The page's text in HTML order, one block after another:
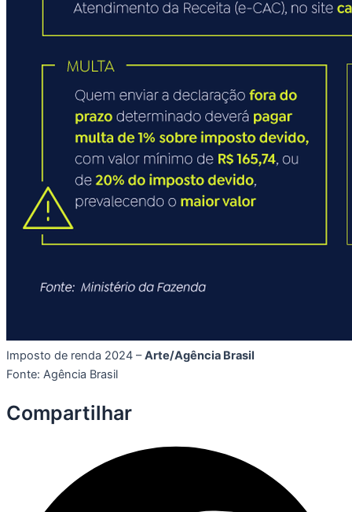
Imposto de renda 2024 –Arte/Agência Brasil
Fonte: Agência Brasil
Compartilhar